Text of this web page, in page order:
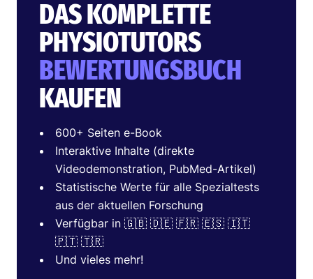
DAS KOMPLETTE
PHYSIOTUTORS
BEWERTUNGSBUCH
KAUFEN
600+ Seiten e-Book
Interaktive Inhalte (direkte
Videodemonstration, PubMed-Artikel)
Statistische Werte für alle Spezialtests
aus der aktuellen Forschung
Verfügbar in 🇬🇧 🇩🇪 🇫🇷 🇪🇸 🇮🇹
🇵🇹 🇹🇷
Und vieles mehr!